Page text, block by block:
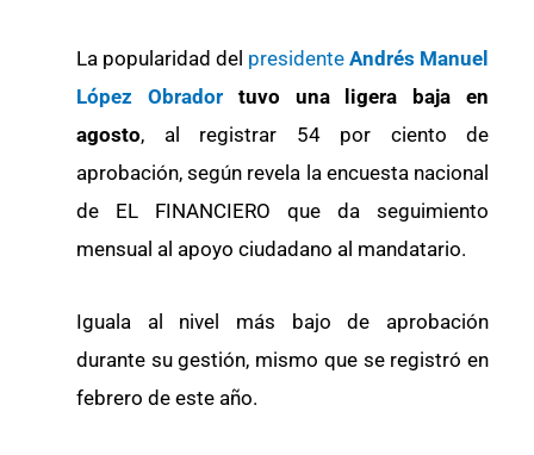
La popularidad del presidente Andrés Manuel
López Obradortuvo una ligera baja en
agosto, al registrar 54 por ciento de
aprobación, según revela la encuesta nacional
de EL FINANCIERO que da seguimiento
mensual al apoyo ciudadano al mandatario.
Iguala al nivel más bajo de aprobación
durante su gestión, mismo que se registró en
febrero de este año.